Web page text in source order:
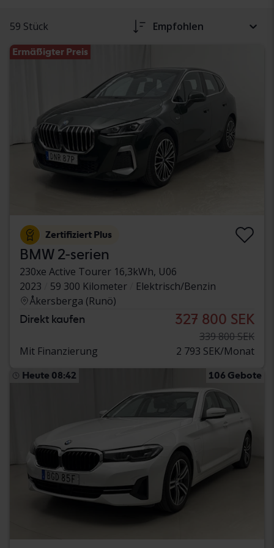
59 Stück Empfohlen
Ermäßigter Preis
Zertifiziert Plus
BMW 2-serien
230xe Active Tourer 16,3kWh, U06
2023
59 300 Kilometer
Elektrisch/Benzin
Åkersberga (Runö)
Direkt kaufen 327 800 SEK
339 800 SEK
Mit Finanzierung
2 793 SEK/Monat
Heute 08:42 106 Gebote